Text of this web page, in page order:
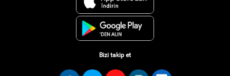
Bizi takip et